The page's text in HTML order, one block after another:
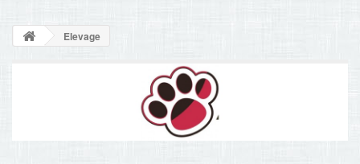
NOUVELLES
Elevage